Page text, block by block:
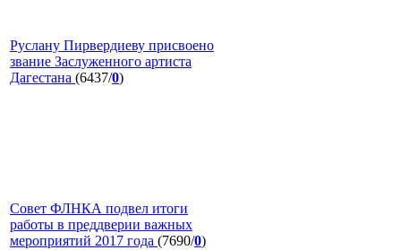
Руслану Пирвердиеву присвоено
звание Заслуженного артиста
Дагестана (6437/0)
Совет ФЛНКА подвел итоги
работы в преддверии важных
мероприятий 2017 года (7690/0)